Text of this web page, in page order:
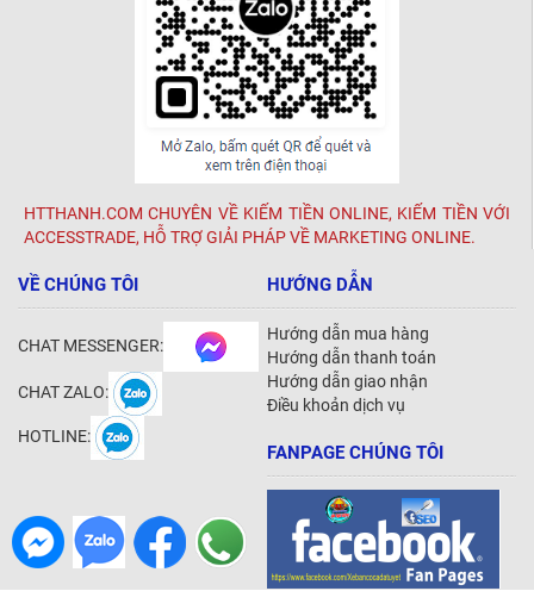
HTTHANH.COM CHUYÊN VỀ KIẾM TIỀN ONLINE, KIẾM TIỀN VỚI
ACCESSTRADE, HỖ TRỢ GIẢI PHÁP VỀ MARKETING ONLINE.
VỀ CHÚNG TÔI
CHAT MESSENGER:
CHAT ZALO:
HOTLINE:
HƯỚNG DẪN
Hướng dẫn mua hàng
Hướng dẫn thanh toán
Hướng dẫn giao nhận
Điều khoản dịch vụ
FANPAGE CHÚNG TÔI